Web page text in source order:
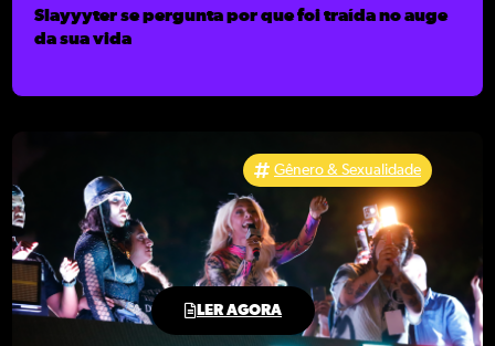
Slayyyter se pergunta por que foi traída no auge
da sua vida
LER AGORA
Gênero & Sexualidade